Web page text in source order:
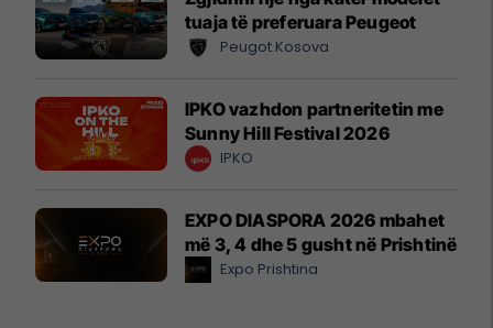
tuaja të preferuara Peugeot
Peugot Kosova
IPKO vazhdon partneritetin me
Sunny Hill Festival 2026
IPKO
EXPO DIASPORA 2026 mbahet
më 3, 4 dhe 5 gusht në Prishtinë
Expo Prishtina